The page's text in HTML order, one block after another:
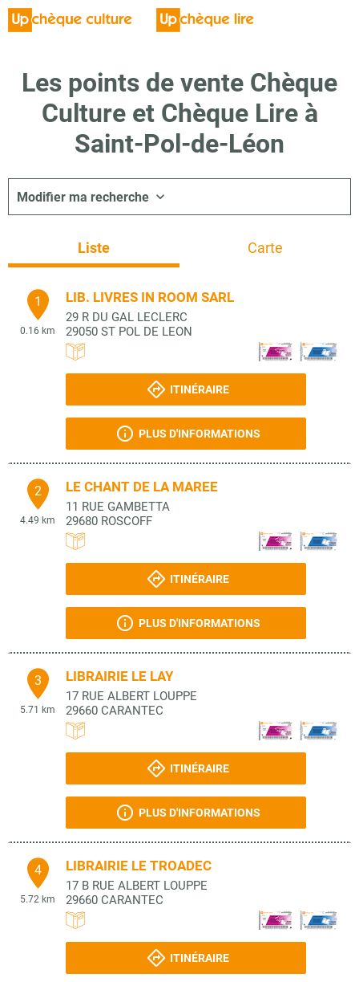
Les points de vente Chèque
Culture et Chèque Lire à
Saint-Pol-de-Léon
Modifier ma recherche
Liste Carte
1
0.16 km
LIB. LIVRES IN ROOM SARL
29 R DU GAL LECLERC
29050 ST POL DE LEON
ITINÉRAIRE
PLUS D'INFORMATIONS
2
4.49 km
LE CHANT DE LA MAREE
11 RUE GAMBETTA
29680 ROSCOFF
ITINÉRAIRE
PLUS D'INFORMATIONS
3
5.71 km
LIBRAIRIE LE LAY
17 RUE ALBERT LOUPPE
29660 CARANTEC
ITINÉRAIRE
PLUS D'INFORMATIONS
4
5.72 km
LIBRAIRIE LE TROADEC
17 B RUE ALBERT LOUPPE
29660 CARANTEC
ITINÉRAIRE